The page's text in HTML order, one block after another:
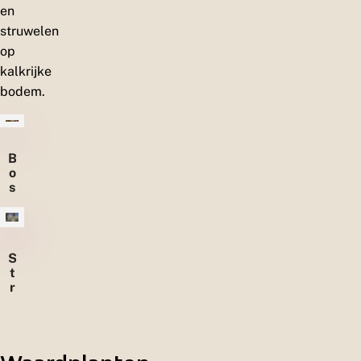
en
struwelen
op
kalkrijke
bodem.
B
o
s
e
n
S
t
r